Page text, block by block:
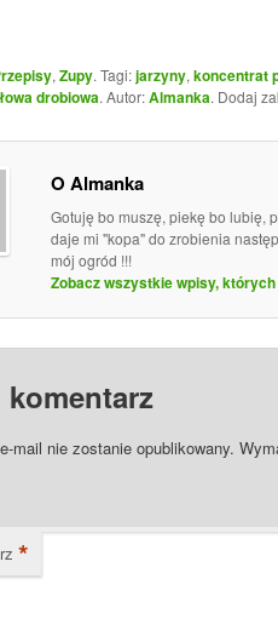
, Zupy. Tagi:jarzyny, koncentrat
drobiowa. Autor:Almanka. Dodaj
O Almanka
Gotuję bo muszę, piekę bo lubię,
daje mi "kopa" do zrobienia
mój ogród !!!
Zobacz wszystkie wpisy,
komentarz
mail nie zostanie opublikowany.
*